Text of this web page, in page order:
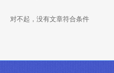
对不起，没有文章符合条件